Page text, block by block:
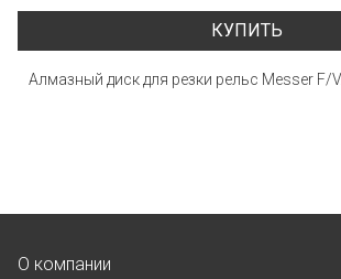
КУПИТЬ
Алмазный диск для резки рельс Messer F/
О компании